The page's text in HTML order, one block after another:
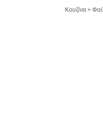
Κουζίνα >